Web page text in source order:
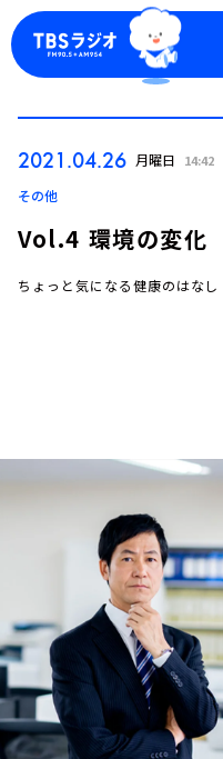
トピックス
TBS Podcast
お知らせ
イベント・グッズ
YouTube
会社情報
2021.04.26 月曜日 14:42
その他
Vol.4 環境の変化
ちょっと気になる健康のはなし